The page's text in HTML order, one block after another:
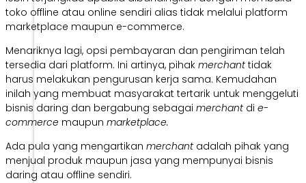
toko offline atau online sendiri alias tidak melalui platform
marketplace maupun e-commerce.
Menariknya lagi, opsi pembayaran dan pengiriman telah
tersedia dari platform. Ini artinya, pihak merchant tidak
harus melakukan pengurusan kerja sama. Kemudahan
inilah yang membuat masyarakat tertarik untuk menggeluti
bisnis daring dan bergabung sebagai merchant di e-
commerce maupun marketplace.
Ada pula yang mengartikan merchant adalah pihak yang
menjual produk maupun jasa yang mempunyai bisnis
daring atau offline sendiri.